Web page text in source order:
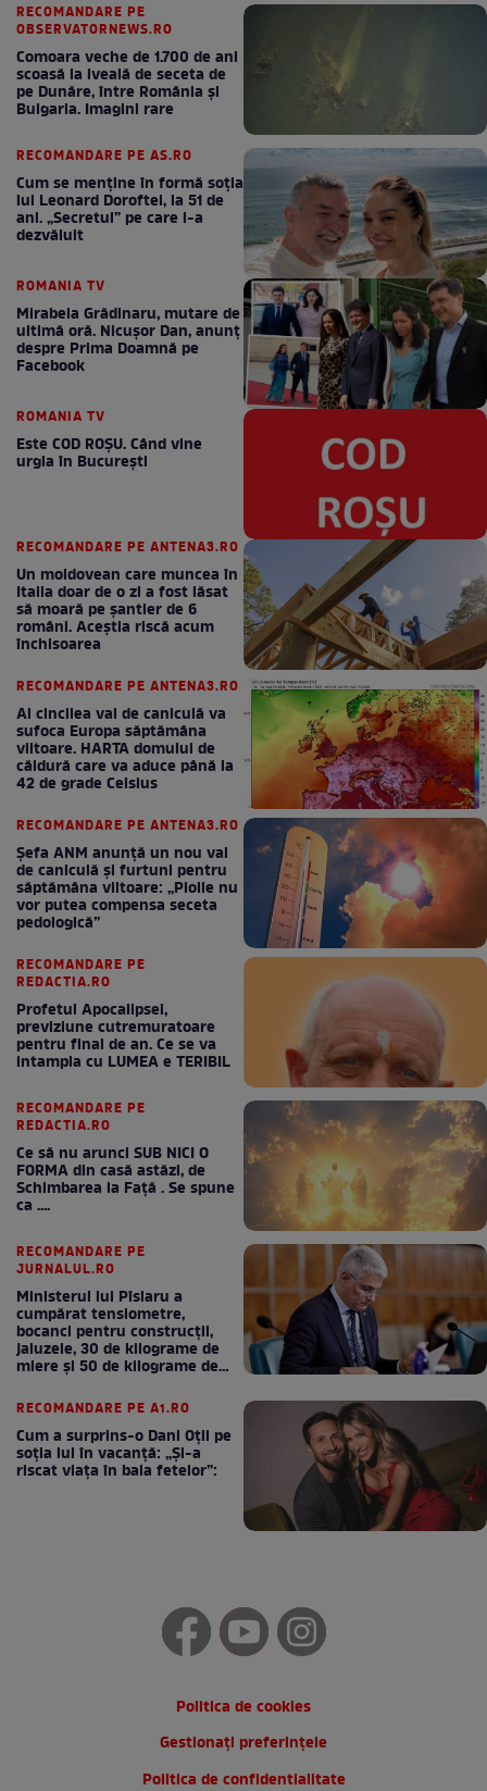
RECOMANDARE PE
OBSERVATORNEWS.RO
Comoara veche de 1.700 de ani
scoasă la iveală de seceta de
pe Dunăre, între România şi
Bulgaria. Imagini rare
RECOMANDARE PE AS.RO
Cum se menţine în formă soţia
lui Leonard Doroftei, la 51 de
ani. „Secretul” pe care l-a
dezvăluit
ROMANIA TV
Mirabela Grădinaru, mutare de
ultimă oră. Nicuşor Dan, anunţ
despre Prima Doamnă pe
Facebook
ROMANIA TV
Este COD ROŞU. Când vine
urgia în Bucureşti
RECOMANDARE PE ANTENA3.RO
Un moldovean care muncea în
Italia doar de o zi a fost lăsat
să moară pe şantier de 6
români. Aceștia riscă acum
închisoarea
RECOMANDARE PE ANTENA3.RO
Al cincilea val de caniculă va
sufoca Europa săptămâna
viitoare. HARTA domului de
căldură care va aduce până la
42 de grade Celsius
RECOMANDARE PE ANTENA3.RO
Șefa ANM anunță un nou val
de caniculă și furtuni pentru
săptămâna viitoare: „Ploile nu
vor putea compensa seceta
pedologică”
RECOMANDARE PE
REDACTIA.RO
Profetul Apocalipsei,
previziune cutremuratoare
pentru final de an. Ce se va
intampla cu LUMEA e TERIBIL
RECOMANDARE PE
REDACTIA.RO
Ce să nu arunci SUB NICI O
FORMA din casă astăzi, de
Schimbarea la Față . Se spune
ca ....
RECOMANDARE PE
JURNALUL.RO
Ministerul lui Pîslaru a
cumpărat tensiometre,
bocanci pentru construcții,
jaluzele, 30 de kilograme de
miere și 50 de kilograme de
RECOMANDARE PE A1.RO
Cum a surprins-o Dani Oțil pe
soția lui în vacanță: „Și-a
riscat viața în baia fetelor”:
Politica de cookies
Gestionați preferințele
Politica de confidentialitate